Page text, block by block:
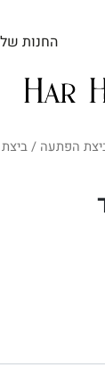
החנות
הפתעה /